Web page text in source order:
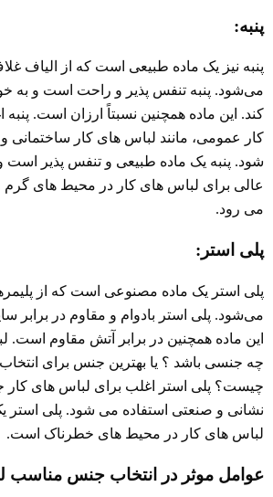
پنبه:
پنبه نیز یک ماده طبیعی است که از الیاف
می‌شود. پنبه تنفس پذیر و راحت است و به
کند. این ماده همچنین نسبتاً ارزان است.
کار عمومی، مانند لباس ‌های کار ساختمانی
‌شود. پنبه یک ماده طبیعی و تنفس پذیر است
عالی برای لباس‌ های کار در محیط ‌های
می رود.
پلی استر:
پلی استر یک ماده مصنوعی است که از
می‌شود. پلی استر بادوام و مقاوم در برابر
این ماده همچنین در برابر آتش مقاوم است.
چه جنسی باشد ؟ یا بهترین جنس برای
چیست؟ پلی استر اغلب برای لباس های
‌نشانی و صنعتی استفاده می ‌شود. پلی استر
لباس‌ های کار در محیط ‌های خطرناک است.
عوامل موثر در انتخاب جنس مناسب